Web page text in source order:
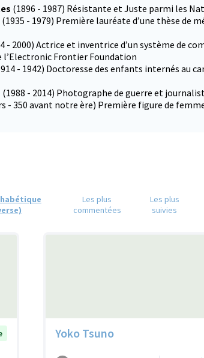
(1896 - 1987) Résistante et Juste parmi les
(1935 - 1979) Première lauréate d’une thèse de
- 2000) Actrice et inventrice d’un système de
l’Electronic Frontier Foundation
- 1942) Doctoresse des enfants internés au
(1988 - 2014) Photographe de guerre et
- 350 avant notre ère) Première figure de
Les plus
commentées
Les plus
suivies
Yoko Tsuno